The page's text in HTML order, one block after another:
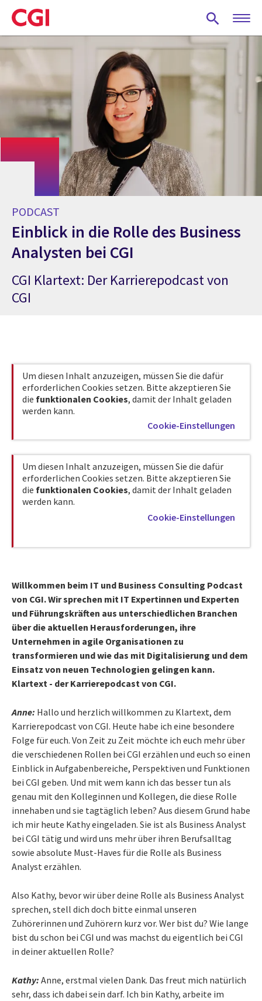
Skip
to
main
content
PODCAST
Einblick in die Rolle des Business
Analysten bei CGI
CGI Klartext: Der Karrierepodcast von
CGI
Um diesen Inhalt anzuzeigen, müssen Sie die dafür
erforderlichen Cookies setzen. Bitte akzeptieren Sie
die funktionalen Cookies, damit der Inhalt geladen
werden kann.
Cookie-Einstellungen
Um diesen Inhalt anzuzeigen, müssen Sie die dafür
erforderlichen Cookies setzen. Bitte akzeptieren Sie
die funktionalen Cookies, damit der Inhalt geladen
werden kann.
Cookie-Einstellungen
Willkommen beim IT und Business Consulting Podcast
von CGI. Wir sprechen mit IT Expertinnen und Experten
und Führungskräften aus unterschiedlichen Branchen
über die aktuellen Herausforderungen, ihre
Unternehmen in agile Organisationen zu
transformieren und wie das mit Digitalisierung und dem
Einsatz von neuen Technologien gelingen kann.
Klartext - der Karrierepodcast von CGI.
Anne: Hallo und herzlich willkommen zu Klartext, dem
Karrierepodcast von CGI. Heute habe ich eine besondere
Folge für euch. Von Zeit zu Zeit möchte ich euch mehr über
die verschiedenen Rollen bei CGI erzählen und euch so einen
Einblick in Aufgabenbereiche, Perspektiven und Funktionen
bei CGI geben. Und mit wem kann ich das besser tun als
genau mit den Kolleginnen und Kollegen, die diese Rolle
innehaben und sie tagtäglich leben? Aus diesem Grund habe
ich mir heute Kathy eingeladen. Sie ist als Business Analyst
bei CGI tätig und wird uns mehr über ihren Berufsalltag
sowie absolute Must-Haves für die Rolle als Business
Analyst erzählen.
Also Kathy, bevor wir über deine Rolle als Business Analyst
sprechen, stell dich doch bitte einmal unseren
Zuhörerinnen und Zuhörern kurz vor. Wer bist du? Wie lange
bist du schon bei CGI und was machst du eigentlich bei CGI
in deiner aktuellen Rolle?
Kathy: Anne, erstmal vielen Dank. Das freut mich natürlich
sehr, dass ich dabei sein darf. Ich bin Kathy, arbeite im